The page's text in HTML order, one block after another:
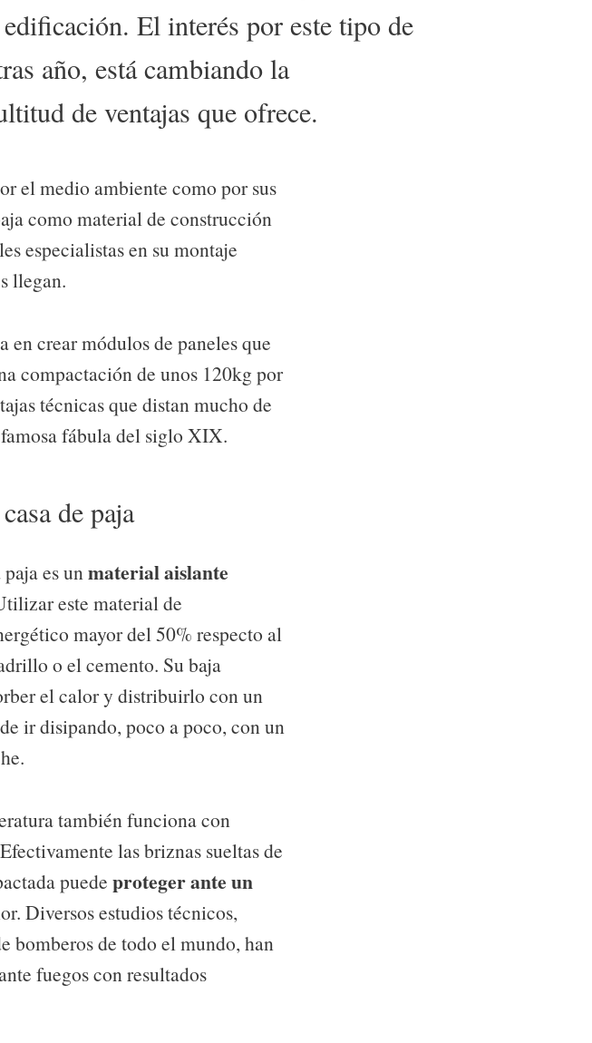
El interés por este tipo de
año, está cambiando la
de ventajas que ofrece.
el medio ambiente como por sus
como material de construcción
especialistas en su montaje
llegan.
en crear módulos de paneles que
compactación de unos 120kg por
técnicas que distan mucho de
fábula del siglo XIX.
de paja
es unmaterial aislante
este material de
mayor del 50% respecto al
o el cemento. Su baja
el calor y distribuirlo con un
ir disipando, poco a poco, con un
también funciona con
las briznas sueltas de
puede proteger ante un
Diversos estudios técnicos,
bomberos de todo el mundo, han
fuegos con resultados